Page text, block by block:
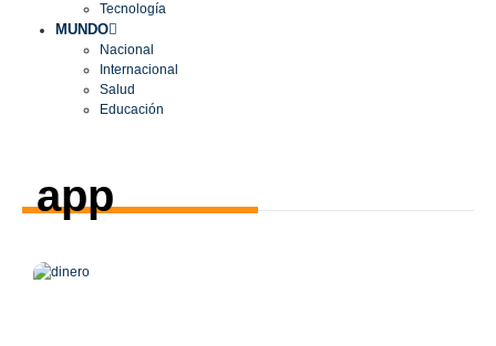
Tecnología
MUNDO
Nacional
Internacional
Salud
Educación
app